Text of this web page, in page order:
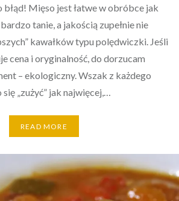
Mięso jest łatwe w obróbce jak
tanie, a jakością zupełnie nie
kawałków typu polędwiczki. Jeśli
cena i oryginalność, do dorzucam
– ekologiczny. Wszak z każdego
„zużyć” jak najwięcej,…
READ MORE